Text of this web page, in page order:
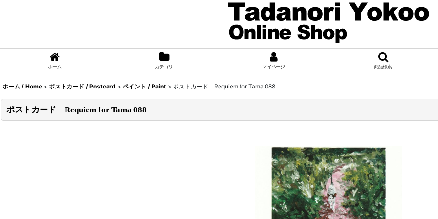
ホーム カテゴリ マイページ 商品検索
ホーム / Home > ポストカード / Postcard > ペイント / Paint > ポストカード Requiem for Tama 088
ポストカード Requiem for Tama 088